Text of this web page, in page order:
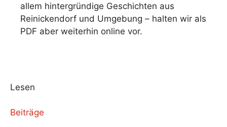
allem hintergründige Geschichten aus
Reinickendorf und Umgebung – halten wir als
PDF aber weiterhin online vor.
Lesen
Beiträge